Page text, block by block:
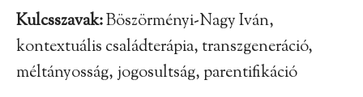
Kulcsszavak:Böszörményi-Nagy Iván,
kontextuális családterápia, transzgeneráció,
méltányosság, jogosultság, parentifikáció